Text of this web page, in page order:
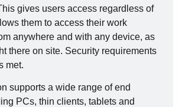
gives users access regardless of
them to access their work
anywhere and with any device, as
there on site. Security requirements
met.
supports a wide range of end
PCs, thin clients, tablets and